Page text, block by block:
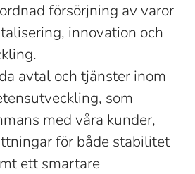
försörjning av varor
innovation och
avtal och tjänster inom
som
med våra kunder,
för både stabilitet
ett smartare